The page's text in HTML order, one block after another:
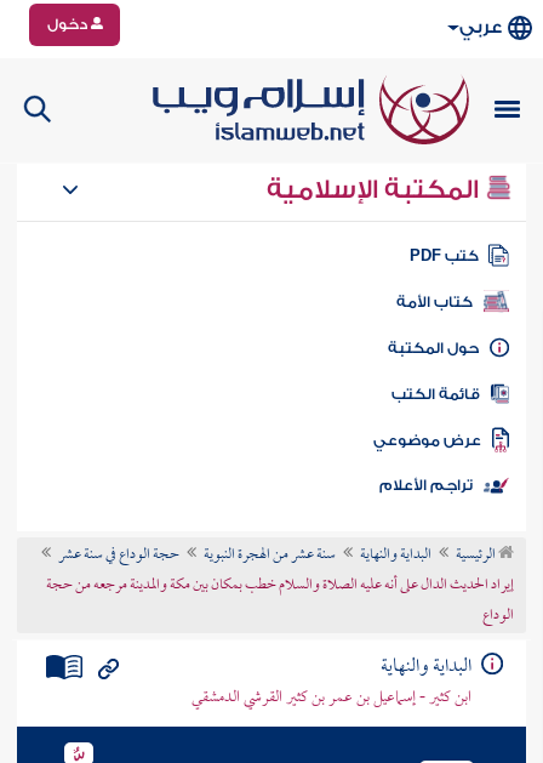
عربي دخول
المكتبة الإسلامية
كتب PDF
كتاب الأمة
المكتبة
الكتب
موضوعي
تراجم الأعلام
الرئيسية البداية والنهاية سنة عشر من الهجرة النبوية
حجة الوداع في سنة عشر
إيراد الحديث الدال على أنه عليه الصلاة والسلام خطب بمكان بين مكة والمدينة مرجعه من حجة
الوداع
البداية والنهاية
ابن كثير - إسماعيل بن عمر بن كثير القرشي الدمشقي